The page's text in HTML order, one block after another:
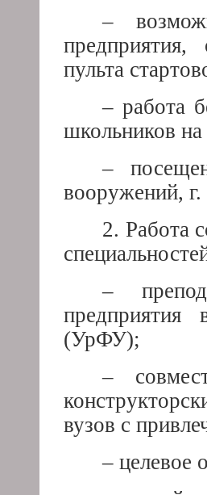
–
предприятия,
пульта
– работа
школьников на
–
вооружений,
2. Работа
–
предприятия
(УрФУ);
–
вузов с
– целевое